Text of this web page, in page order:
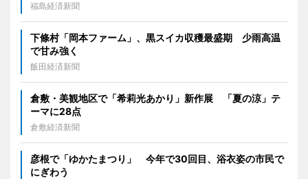
福島経済新聞
下條村「岡本ファーム」、黒スイカ収穫最盛期 少雨高温
で甘み強く
飯田経済新聞
倉敷・美観地区で「希莉光あかり」新作展 「夏の涼」テ
ーマに28点
倉敷経済新聞
彦根で「ゆかたまつり」 今年で30回目、浴衣姿の市民で
にぎわう